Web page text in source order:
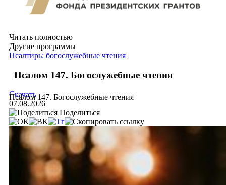
Читать полностью
Другие программы
Псалтирь: богослужебные чтения
Псалом 147. Богослужебные чтения
Псалом 147. Богослужебные чтения
Скачать
07.08.2026
Поделиться